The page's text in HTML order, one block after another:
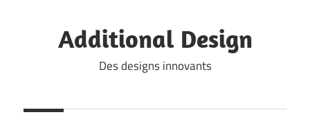
contentAdditional Design
Des designs innovants